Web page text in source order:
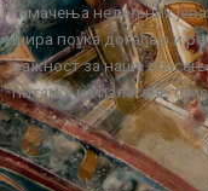
тумачења недељних
шира поука догађаја и
важност за наше
питања на излагане